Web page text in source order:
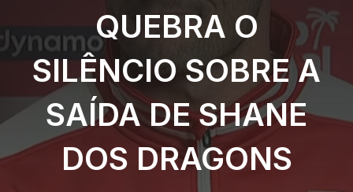
QUEBRA O
SILÊNCIO SOBRE A
SAÍDA DE SHANE
DOS DRAGONS